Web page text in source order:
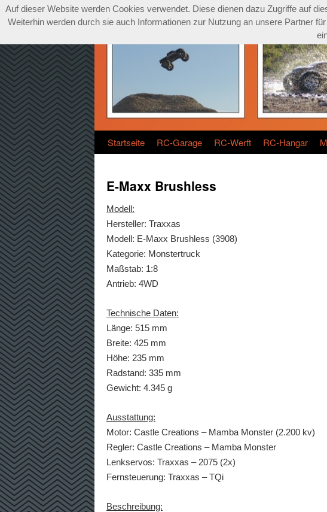
Startseite RC-Garage RC-Werft RC-Hangar
E-Maxx Brushless
Modell:
Hersteller: Traxxas
Modell: E-Maxx Brushless (3908)
Kategorie: Monstertruck
Maßstab: 1:8
Antrieb: 4WD
Technische Daten:
Länge: 515 mm
Breite: 425 mm
Höhe: 235 mm
Radstand: 335 mm
Gewicht: 4.345 g
Ausstattung:
Motor: Castle Creations – Mamba Monster (2.200 kv)
Regler: Castle Creations – Mamba Monster
Lenkservos: Traxxas – 2075 (2x)
Fernsteuerung: Traxxas – TQi
Beschreibung:
Auf dieser Website werden Cookies verwendet. Diese dienen dazu Zugriffe auf
Weiterhin werden durch sie auch Informationen zur Nutzung an unsere Partner